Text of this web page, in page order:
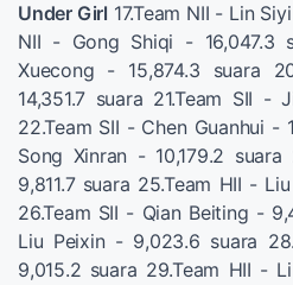
Under Girl 17.Team NII - Lin
NII - Gong Shiqi - 16,047.3
Xuecong - 15,874.3 suara
14,351.7 suara 21.Team SII -
22.Team SII - Chen Guanhui -
Song Xinran - 10,179.2
9,811.7 suara 25.Team HII -
26.Team SII - Qian Beiting -
Liu Peixin - 9,023.6 suara
9,015.2 suara 29.Team HII -